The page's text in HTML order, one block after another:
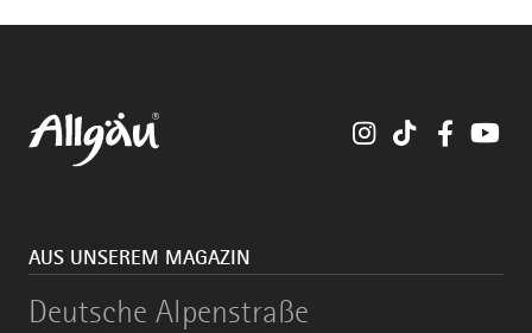
InstagramTikTok
AUS UNSEREM MAGAZIN
Deutsche Alpenstraße
Deutsche
Alpenstraße